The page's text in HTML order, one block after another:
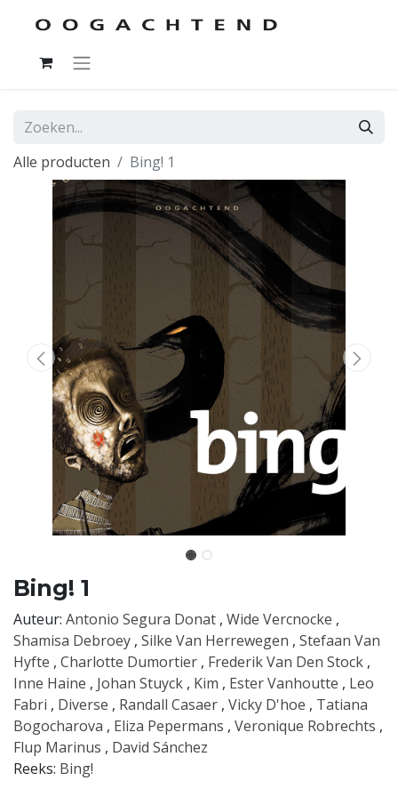
Alle producten Bing! 1
Bing! 1
Auteur: Antonio Segura Donat , Wide Vercnocke ,
Shamisa Debroey , Silke Van Herrewegen , Stefaan Van
Hyfte , Charlotte Dumortier , Frederik Van Den Stock ,
Inne Haine , Johan Stuyck , Kim , Ester Vanhoutte , Leo
Fabri , Diverse , Randall Casaer , Vicky D'hoe , Tatiana
Bogocharova , Eliza Pepermans , Veronique Robrechts ,
Flup Marinus , David Sánchez
Reeks: Bing!